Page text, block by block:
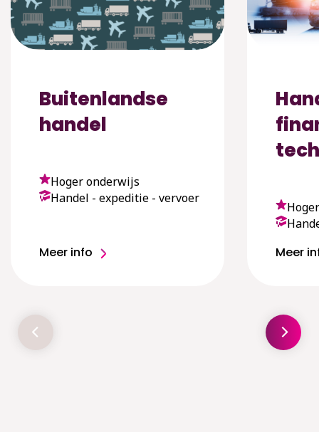
Buitenlandse
handel
Hoger onderwijs
Handel - expeditie - vervoer
Meer info Meer